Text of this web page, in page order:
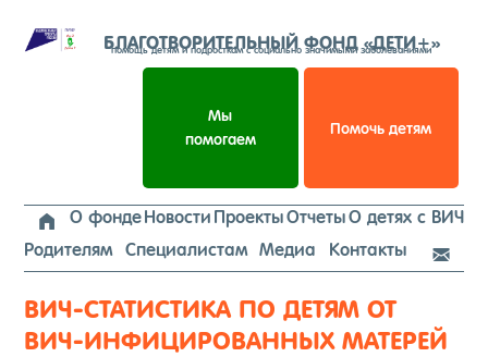
к
содержимому
БЛАГОТВОРИТЕЛЬНЫЙ ФОНД «ДЕТИ+»
помощь детям и подросткам с социально значимыми заболеваниями
Мы
помогаем
Помочь детям
 О фондеНовости ПроектыОтчетыО детях с ВИЧ
Родителям
Специалистам Медиа Контакты 
ВИЧ-СТАТИСТИКА ПО ДЕТЯМ ОТ
ВИЧ-ИНФИЦИРОВАННЫХ МАТЕРЕЙ